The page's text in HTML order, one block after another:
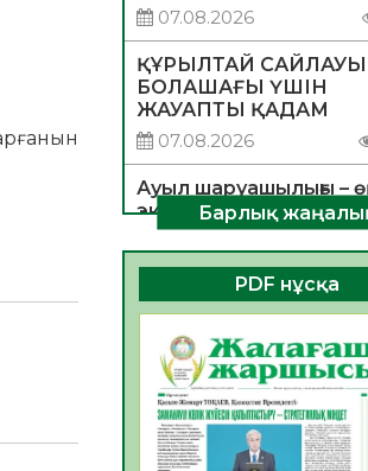
07.08.2026
ҚҰРЫЛТАЙ САЙЛАУЫ
БОЛАШАҒЫ ҮШІН
ЖАУАПТЫ ҚАДАМ
07.08.2026
Ауыл шаруашылығы –
экономикасының
тірегі
06.08.2026
ҚОҒАМДЫҚ
ЕЛ ДАМУЫНЫҢ НЕГІЗІ
06.08.2026
ҚҰРЫЛТАЙ САЙЛАУЫ
БОЛАШАҚҚА БАСТАР
ЖАУАПТЫ ТАҢДАУ
Барлық
PDF нұсқа